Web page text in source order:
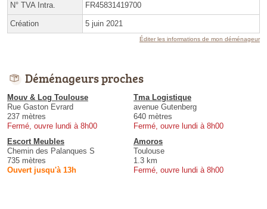
N° TVA Intra. FR45831419700
Création 5 juin 2021
Éditer les informations de mon déménageur
Déménageurs proches
Mouv & Log Toulouse
Rue Gaston Evrard
237 mètres
Fermé, ouvre lundi à 8h00
Tma Logistique
avenue Gutenberg
640 mètres
Fermé, ouvre lundi à 8h00
Escort Meubles
Chemin des Palanques S
735 mètres
Ouvert jusqu'à 13h
Amoros
Toulouse
1.3 km
Fermé, ouvre lundi à 8h00